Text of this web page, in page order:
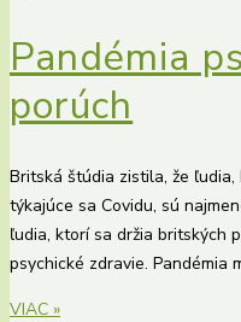
Pandémia
porúch
Britská štúdia zistila, že
týkajúce sa Covidu, sú
ľudia, ktorí sa držia britských
psychické zdravie. Pandémia
VIAC »